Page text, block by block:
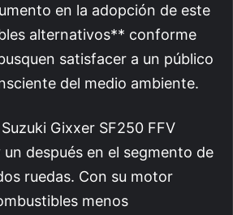
en la adopción de este
alternativos** conforme
satisfacer a un público
del medio ambiente.
Gixxer SF250 FFV
después en el segmento de
ruedas. Con su motor
menos